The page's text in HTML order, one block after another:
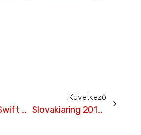
Vasárnap Swift Cup Europe összefoglaló a TV2-n!
Következő
Slovakiaring 2018.07.04 – kezdődik